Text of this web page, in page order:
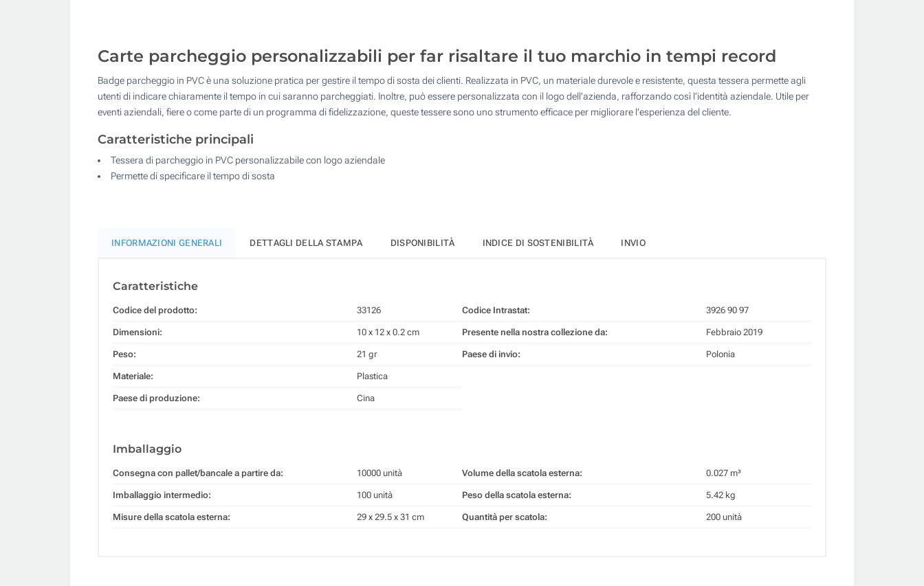
500
Quantità desiderata :
Aggiorna
Carte parcheggio personalizzabili per far risaltare il tuo marchio in tempi record
Badge parcheggio in PVC è una soluzione pratica per gestire il tempo di sosta dei clienti. Realizzata in PVC, un materiale durevole e resistente, questa tessera permette agli
utenti di indicare chiaramente il tempo in cui saranno parcheggiati. Inoltre, può essere personalizzata con il logo dell’azienda, rafforzando così l’identità aziendale. Utile per
eventi aziendali, fiere o come parte di un programma di fidelizzazione, queste tessere sono uno strumento efficace per migliorare l’esperienza del cliente.
Caratteristiche principali
Tessera di parcheggio in PVC personalizzabile con logo aziendale
Permette di specificare il tempo di sosta
INFORMAZIONI GENERALI DETTAGLI DELLA STAMPA DISPONIBILITÀ INDICE DI SOSTENIBILITÀ INVIO
Caratteristiche
Codice del prodotto: 33126
Dimensioni: 10 x 12 x 0.2 cm
Peso: 21 gr
Materiale: Plastica
Paese di produzione: Cina
Codice Intrastat: 3926 90 97
Presente nella nostra collezione da: Febbraio 2019
Paese di invio: Polonia
Imballaggio
Consegna con pallet/bancale a partire da: 10000 unità
Imballaggio intermedio: 100 unità
Misure della scatola esterna: 29 x 29.5 x 31 cm
Volume della scatola esterna: 0.027 m³
Peso della scatola esterna: 5.42 kg
Quantità per scatola: 200 unità